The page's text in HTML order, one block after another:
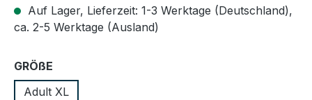
Auf Lager, Lieferzeit: 1-3 Werktage (Deutschland),
ca. 2-5 Werktage (Ausland)
GRÖßE
Adult XL